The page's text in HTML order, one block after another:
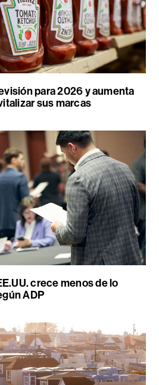
para 2026 y aumenta
sus marcas
crece menos de lo
ADP